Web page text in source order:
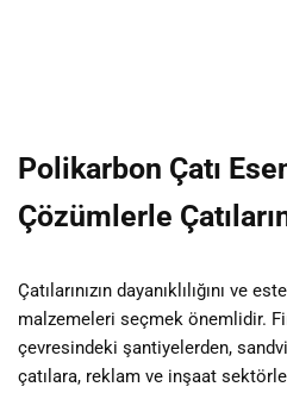
Polikarbon Çatı
Çözümlerle
Çatılarınızın dayanıklılığını ve
malzemeleri seçmek önemlidir.
çevresindeki şantiyelerden,
çatılara, reklam ve inşaat